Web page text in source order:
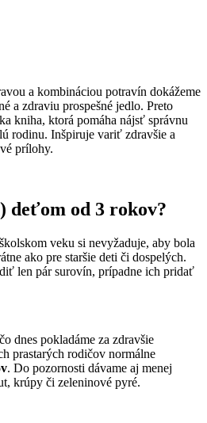
a kombináciou potravín dokážeme
a zdraviu prospešné jedlo. Preto
kniha, ktorá pomáha nájsť správnu
rodinu. Inšpiruje variť zdravšie a
prílohy.
deťom od 3 rokov?
veku si nevyžaduje, aby bola
ako pre staršie deti či dospelých.
len pár surovín, prípadne ich pridať
dnes pokladáme za zdravšie
prastarých rodičov normálne
. Do pozornosti dávame aj menej
krúpy či zeleninové pyré.